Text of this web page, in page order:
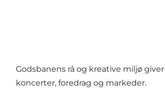
Godsbanens rå og kreative miljø
koncerter, foredrag og markeder.